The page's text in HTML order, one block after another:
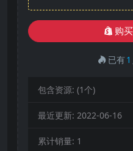
购
已有1
包含资源: (1个)
最近更新: 2022-06-16
累计销量: 1